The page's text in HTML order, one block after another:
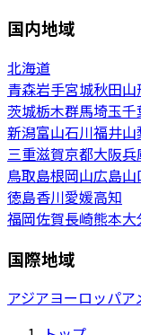
国内地域
北海道
青森岩手宮城秋田山
茨城栃木群馬埼玉千
新潟富山石川福井山
三重滋賀京都大阪兵
鳥取島根岡山広島山
徳島香川愛媛高知
福岡佐賀長崎熊本大
国際地域
アジアヨーロッパア